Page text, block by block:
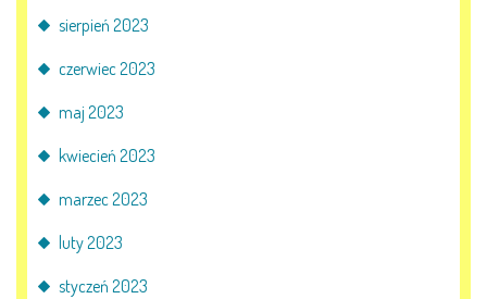
sierpień 2023
czerwiec 2023
maj 2023
kwiecień 2023
marzec 2023
luty 2023
styczeń 2023